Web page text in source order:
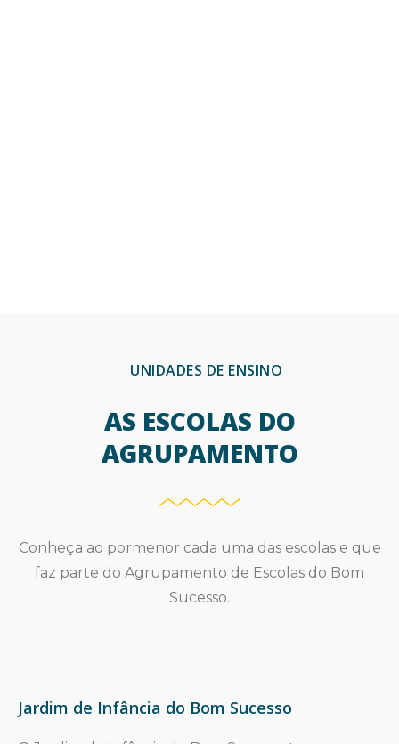
UNIDADES DE ENSINO
AS ESCOLAS DO
AGRUPAMENTO
Conheça ao pormenor cada uma das escolas e que
faz parte do Agrupamento de Escolas do Bom
Sucesso.
Jardim de Infância do Bom Sucesso